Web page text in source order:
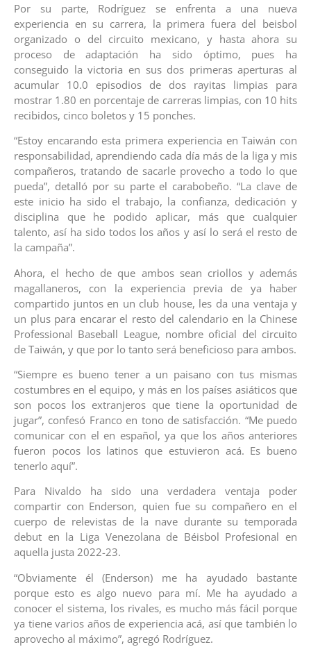
Por su parte, Rodríguez se enfrenta a una nueva
experiencia en su carrera, la primera fuera del beisbol
organizado o del circuito mexicano, y hasta ahora su
proceso de adaptación ha sido óptimo, pues ha
conseguido la victoria en sus dos primeras aperturas al
acumular 10.0 episodios de dos rayitas limpias para
mostrar 1.80 en porcentaje de carreras limpias, con 10 hits
recibidos, cinco boletos y 15 ponches.
“Estoy encarando esta primera experiencia en Taiwán con
responsabilidad, aprendiendo cada día más de la liga y mis
compañeros, tratando de sacarle provecho a todo lo que
pueda”, detalló por su parte el carabobeño. “La clave de
este inicio ha sido el trabajo, la confianza, dedicación y
disciplina que he podido aplicar, más que cualquier
talento, así ha sido todos los años y así lo será el resto de
la campaña”.
Ahora, el hecho de que ambos sean criollos y además
magallaneros, con la experiencia previa de ya haber
compartido juntos en un club house, les da una ventaja y
un plus para encarar el resto del calendario en la Chinese
Professional Baseball League, nombre oficial del circuito
de Taiwán, y que por lo tanto será beneficioso para ambos.
“Siempre es bueno tener a un paisano con tus mismas
costumbres en el equipo, y más en los países asiáticos que
son pocos los extranjeros que tiene la oportunidad de
jugar”, confesó Franco en tono de satisfacción. “Me puedo
comunicar con el en español, ya que los años anteriores
fueron pocos los latinos que estuvieron acá. Es bueno
tenerlo aquí”.
Para Nivaldo ha sido una verdadera ventaja poder
compartir con Enderson, quien fue su compañero en el
cuerpo de relevistas de la nave durante su temporada
debut en la Liga Venezolana de Béisbol Profesional en
aquella justa 2022-23.
“Obviamente él (Enderson) me ha ayudado bastante
porque esto es algo nuevo para mí. Me ha ayudado a
conocer el sistema, los rivales, es mucho más fácil porque
ya tiene varios años de experiencia acá, así que también lo
aprovecho al máximo”, agregó Rodríguez.